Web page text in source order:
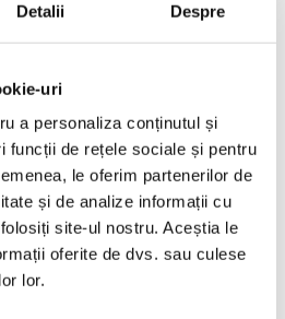
Detalii Despre
uri
a personaliza conținutul și
funcții de rețele sociale și pentru
le oferim partenerilor de
și de analize informații cu
site-ul nostru. Aceștia le
oferite de dvs. sau culese
lor.
și profesională